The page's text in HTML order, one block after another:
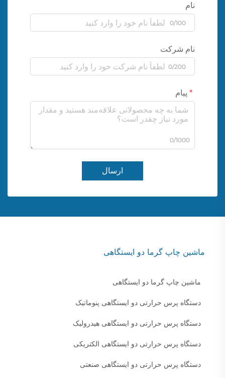
نام
0/100
نام شرکت
0/200
پیام
0/1000
ارسال
ماشین چاپ گرما دو ایستگاهی
ماشین چاپ گرما دو ایستگاهی
دستگاه پرس حرارتی دو ایستگاهی پنوماتیک
دستگاه پرس حرارتی دو ایستگاهی هیدرولیک
دستگاه پرس حرارتی دو ایستگاهی الکتریکی
دستگاه پرس حرارتی دو ایستگاهی صنعتی